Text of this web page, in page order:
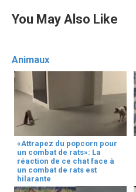
You May Also Like
Animaux
«Attrapez du popcorn pour
un combat de rats»: La
réaction de ce chat face à
un combat de rats est
hilarante